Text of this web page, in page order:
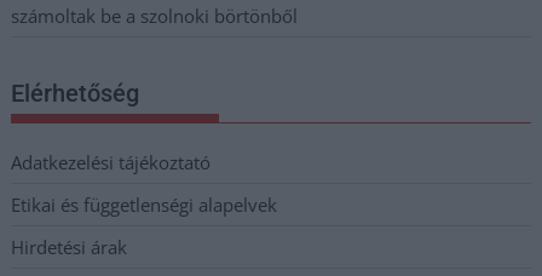
számoltak be a szolnoki börtönből
Elérhetőség
Adatkezelési tájékoztató
Etikai és függetlenségi alapelvek
Hirdetési árak